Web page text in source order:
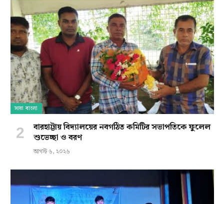
সারা বাংলা
বারহাট্টায় বিদ্যালয়ের নবগঠিত কমিটির সভাপতিকে ফুলেল
শুভেচ্ছা ও বরণ
আগস্ট ৬, ২০২৬